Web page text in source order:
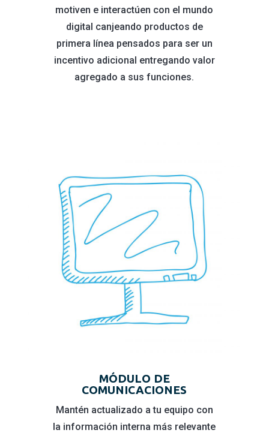
motiven e interactúen con el mundo
digital canjeando productos de
primera línea pensados para ser un
incentivo adicional entregando valor
agregado a sus funciones.
MÓDULO DE
COMUNICACIONES
Mantén actualizado a tu equipo con
la información interna más relevante